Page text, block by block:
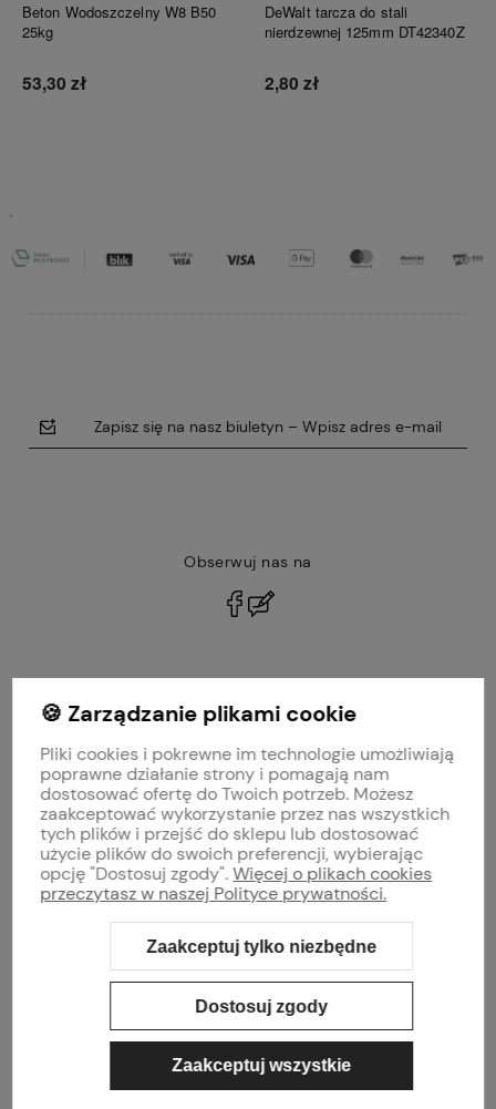
Beton Wodoszczelny W8 B50
25kg
53,30 zł
DeWalt tarcza do stali
nierdzewnej 125mm DT42340Z
2,80 zł
Zapisz się na nasz biuletyn – Wpisz adres e-mail
Obserwuj nas na
MOJE KONTO
PŁATNOŚCI I DOSTAWA
INFORMACJE
O NAS
Sklep internetowy Shoper Premium Szablon Shoper Modern 3.0™
GrowCommerce
🍪 Zarządzanie plikami cookie
Pliki cookies i pokrewne im technologie umożliwiają
poprawne działanie strony i pomagają nam
dostosować ofertę do Twoich potrzeb. Możesz
zaakceptować wykorzystanie przez nas wszystkich
tych plików i przejść do sklepu lub dostosować
użycie plików do swoich preferencji, wybierając
opcję "Dostosuj zgody".Więcej o plikach cookies
przeczytasz w naszej Polityce prywatności.
Zaakceptuj tylko niezbędne
Dostosuj zgody
Zaakceptuj wszystkie